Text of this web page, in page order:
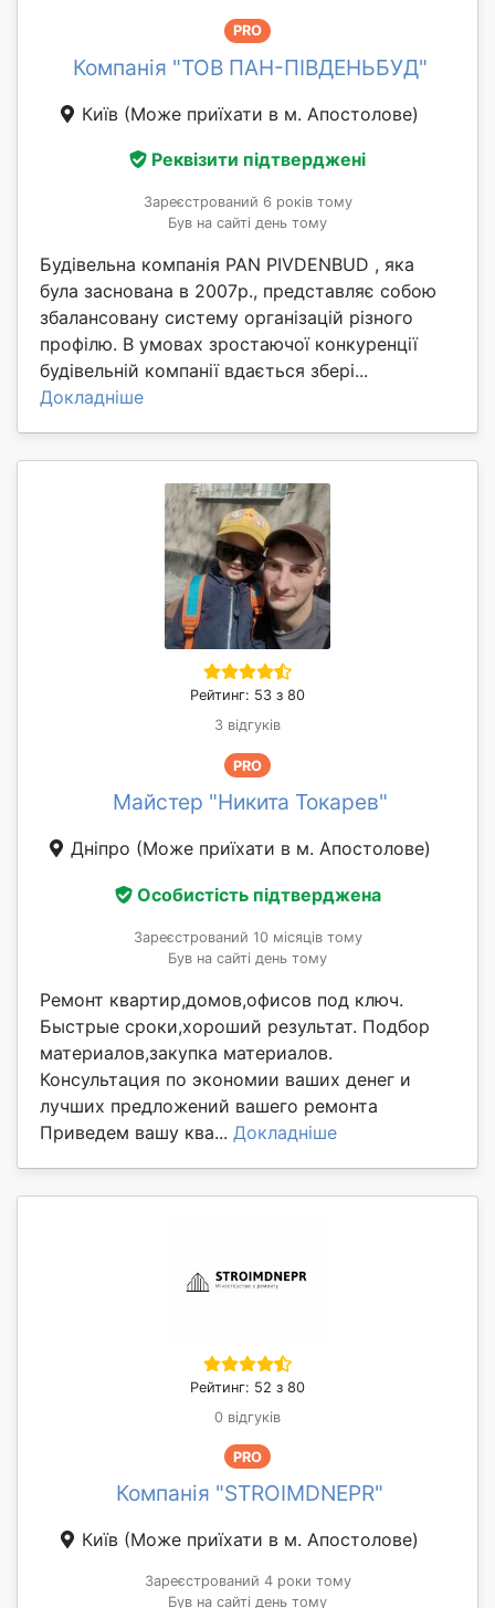
PRO
Компанія "ТОВ ПАН-ПІВДЕНЬБУД"
Київ (Може приїхати в м. Апостолове)
Реквізити підтверджені
Зареєстрований 6 років тому
Був на сайті день тому
Будівельна компанія PAN PIVDENBUD , яка
була заснована в 2007р., представляє собою
збалансовану систему організацій різного
профілю. В умовах зростаючої конкуренції
будівельній компанії вдається збері...
Докладніше
Рейтинг: 53 з 80
3 відгуків
PRO
Майстер "Никита Токарев"
Дніпро (Може приїхати в м. Апостолове)
Особистість підтверджена
Зареєстрований 10 місяців тому
Був на сайті день тому
Ремонт квартир,домов,офисов под ключ.
Быстрые сроки,хороший результат. Подбор
материалов,закупка материалов.
Консультация по экономии ваших денег и
лучших предложений вашего ремонта
Приведем вашу ква... Докладніше
Рейтинг: 52 з 80
0 відгуків
PRO
Компанія "STROIMDNEPR"
Київ (Може приїхати в м. Апостолове)
Зареєстрований 4 роки тому
Був на сайті день тому